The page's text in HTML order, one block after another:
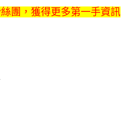
團，獲得更多第一手資訊